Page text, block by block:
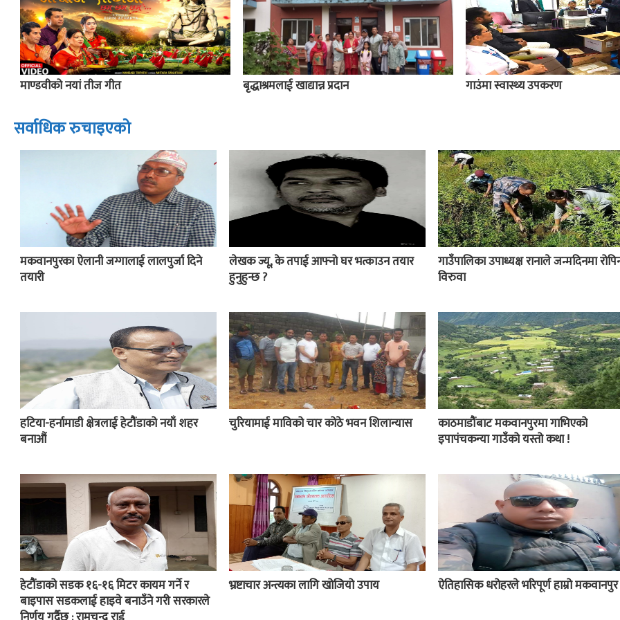
माण्डवीको नयां तीज गीत बृद्धाश्रमलाई खाद्यान्न प्रदान गाउंमा स्वास्थ्य उपकरण
सर्वाधिक रुचाइएको
मकवानपुरका ऐलानी जग्गालाई लालपुर्जा दिने
तयारी
लेखक ज्यू, के तपाई आफ्नो घर भत्काउन तयार
हुनुहुन्छ ?
गाउँपालिका उपाध्यक्ष रानाले जन्मदिनमा
विरुवा
हटिया-हर्नामाडी क्षेत्रलाई हेटौंडाको नयाँ शहर
बनाऔं
चुरियामाई माविको चार कोठे भवन शिलान्यास
काठमाडौंबाट मकवानपुरमा गाभिएको
इपापंचकन्या गाउँको यस्तो कथा !
हेटौंडाको सडक १६-१६ मिटर कायम गर्ने र
बाइपास सडकलाई हाइवे बनाउँने गरी सरकारले
भ्रष्टाचार अन्त्यका लागि खोजियो उपाय ऐतिहासिक धरोहरले भरिपूर्ण हाम्रो मकवानपुर